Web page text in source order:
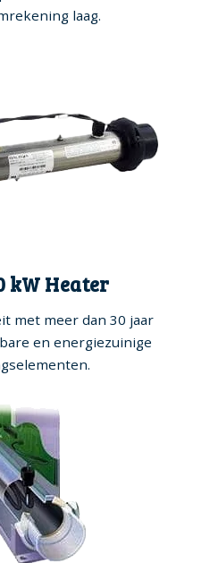
laag.
kW Heater
met meer dan 30 jaar
en energiezuinige